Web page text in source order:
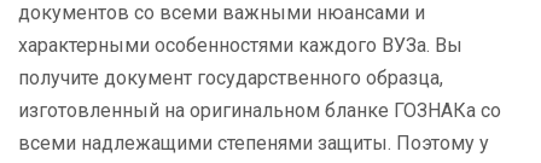
документов со всеми важными нюансами и
характерными особенностями каждого ВУЗа. Вы
получите документ государственного образца,
изготовленный на оригинальном бланке ГОЗНАКа со
всеми надлежащими степенями защиты. Поэтому у